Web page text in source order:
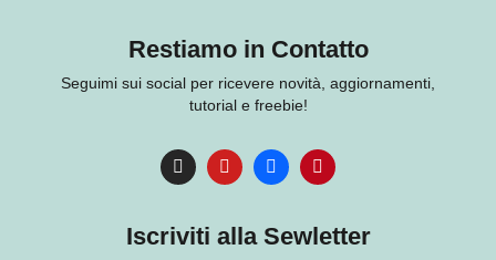
Restiamo in Contatto
Seguimi sui social per ricevere novità, aggiornamenti,
tutorial e freebie!
Iscriviti alla Sewletter